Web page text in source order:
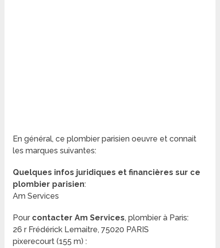
En général, ce plombier parisien oeuvre et connait
les marques suivantes:
Quelques infos juridiques et financières sur ce
plombier parisien:
Am Services
Pour contacter Am Services, plombier à Paris:
26 r Frédérick Lemaitre, 75020 PARIS
pixerecourt (155 m) :